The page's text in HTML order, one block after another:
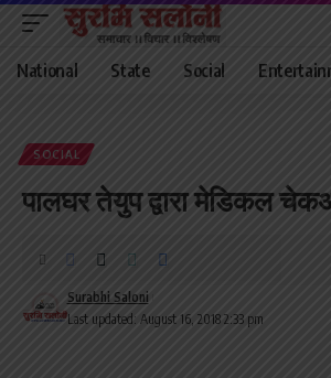
National State Social
SOCIAL
पालघर तेयुप द्वारा मेडिकल
Last updated: August 16, 2018 2:33 pm
Surabhi Saloni